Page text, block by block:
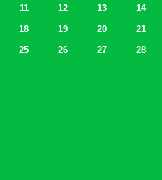
11 12 13
14
18 19 20
21
25 26 27
28